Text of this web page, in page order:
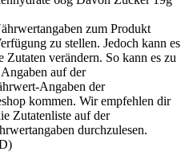
zum Produkt
zu stellen. Jedoch kann es
verändern. So kann es zu
auf der
Angaben der
kommen. Wir empfehlen dir
Zutatenliste auf der
durchzulesen.